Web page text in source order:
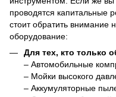
проводятся капитальные
стоит обратить внимание
оборудование:
Для тех, кто только
– Автомобильные
– Мойки высокого
– Аккумуляторные